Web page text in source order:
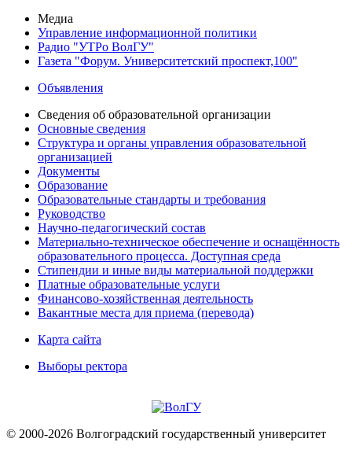
Медиа
Управление информационной политики
Радио "УТРо ВолГУ"
Газета "Форум. Университетский проспект,100"
Объявления
Сведения об образовательной организации
Основные сведения
Структура и органы управления образовательной
организацией
Документы
Образование
Образовательные стандарты и требования
Руководство
Научно-педагогический состав
Материально-техническое обеспечение и оснащённость
образовательного процесса. Доступная среда
Стипендии и иные виды материальной поддержки
Платные образовательные услуги
Финансово-хозяйственная деятельность
Вакантные места для приема (перевода)
Карта сайта
Выборы ректора
© 2000-2026 Волгоградский государственный университет